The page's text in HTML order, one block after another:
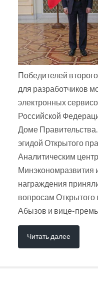
Победителей
для разработчиков
электронных
Российской
Доме
эгидой Открытого
Аналитическим
Минэкономразвития
награждения
вопросам Открытого
Абызов и вице-
Читать далее